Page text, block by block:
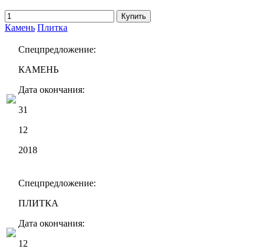
Купить
Камень Плитка
Спецпредложение:
КАМЕНЬ
Дата окончания:
31
12
2018
Спецпредложение:
ПЛИТКА
Дата окончания:
12